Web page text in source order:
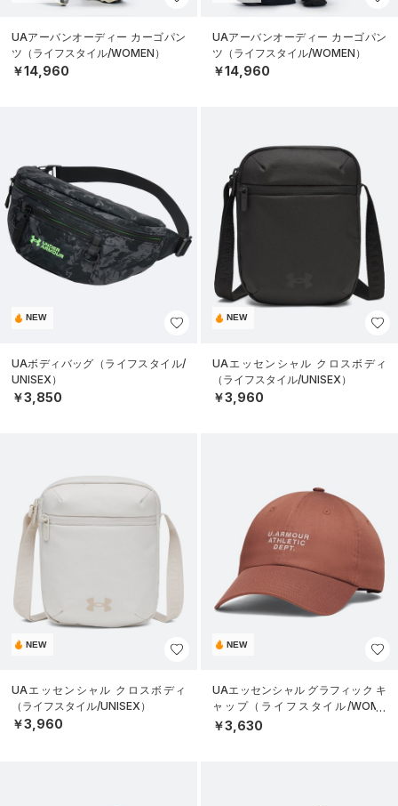
UAアーバンオーディー カーゴパン
ツ（ライフスタイル/WOMEN）
￥14,960
UAアーバンオーディー カーゴパン
ツ（ライフスタイル/WOMEN）
￥14,960
NEW
UAボディバッグ（ライフスタイル/
UNISEX）
￥3,850
NEW
UAエッセンシャル クロスボディ
（ライフスタイル/UNISEX）
￥3,960
NEW
UAエッセンシャル クロスボディ
（ライフスタイル/UNISEX）
￥3,960
NEW
UAエッセンシャル グラフィック キ
ャップ（ライフスタイル/WOME
N）
￥3,630